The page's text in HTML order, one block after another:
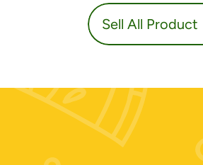
Sell All Product
Contattaci: